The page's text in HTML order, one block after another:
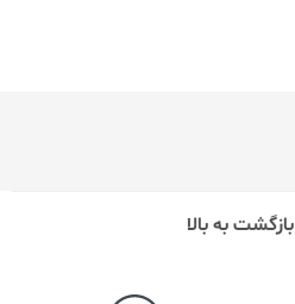
بازگشت به بالا